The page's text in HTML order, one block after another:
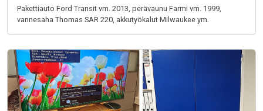
Pakettiauto Ford Transit vm. 2013, perävaunu Farmi vm. 1999,
vannesaha Thomas SAR 220, akkutyökalut Milwaukee ym.